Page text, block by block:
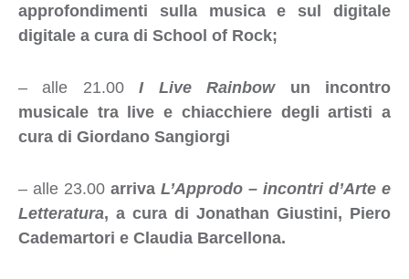
approfondimenti sulla musica e sul digitale
digitale a cura di School of Rock;
– alle 21.00I Live Rainbowun incontro
musicale tra live e chiacchiere degli artisti a
cura di Giordano Sangiorgi
– alle 23.00 arrivaL’Approdo – incontri d’Arte e
Letteratura, a cura di Jonathan Giustini, Piero
Cademartori e Claudia Barcellona.